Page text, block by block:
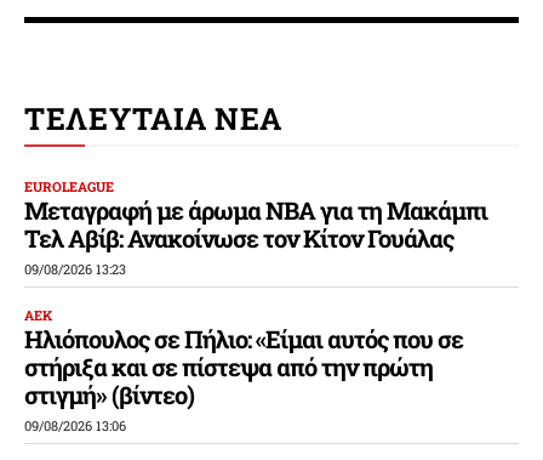
ΤΕΛΕΥΤΑΙΑ ΝΕΑ
EUROLEAGUE
Μεταγραφή με άρωμα NBA για τη Μακάμπι
Τελ Αβίβ: Ανακοίνωσε τον Κίτον Γουάλας
09/08/2026 13:23
ΑΕΚ
Ηλιόπουλος σε Πήλιο: «Είμαι αυτός που σε
στήριξα και σε πίστεψα από την πρώτη
στιγμή» (βίντεο)
09/08/2026 13:06